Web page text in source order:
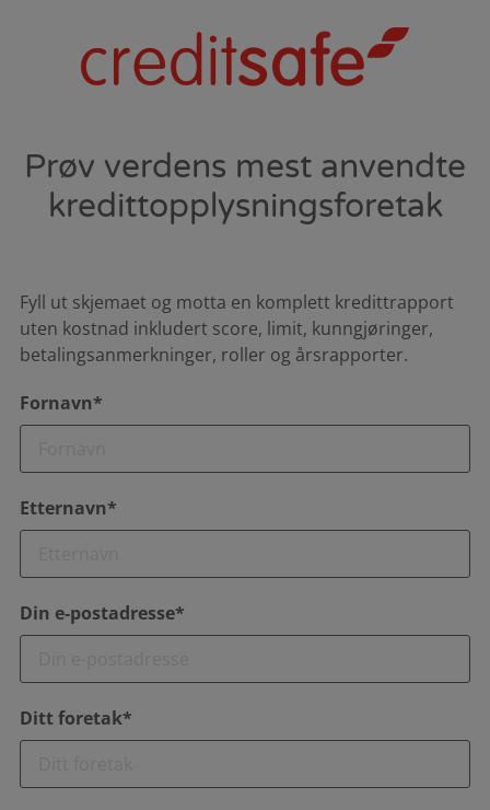
Prøv verdens mest anvendte
kredittopplysningsforetak
Fyll ut skjemaet og motta en komplett kredittrapport
uten kostnad inkludert score, limit, kunngjøringer,
betalingsanmerkninger, roller og årsrapporter.
Fornavn*
Etternavn*
Din e-postadresse*
Ditt foretak*